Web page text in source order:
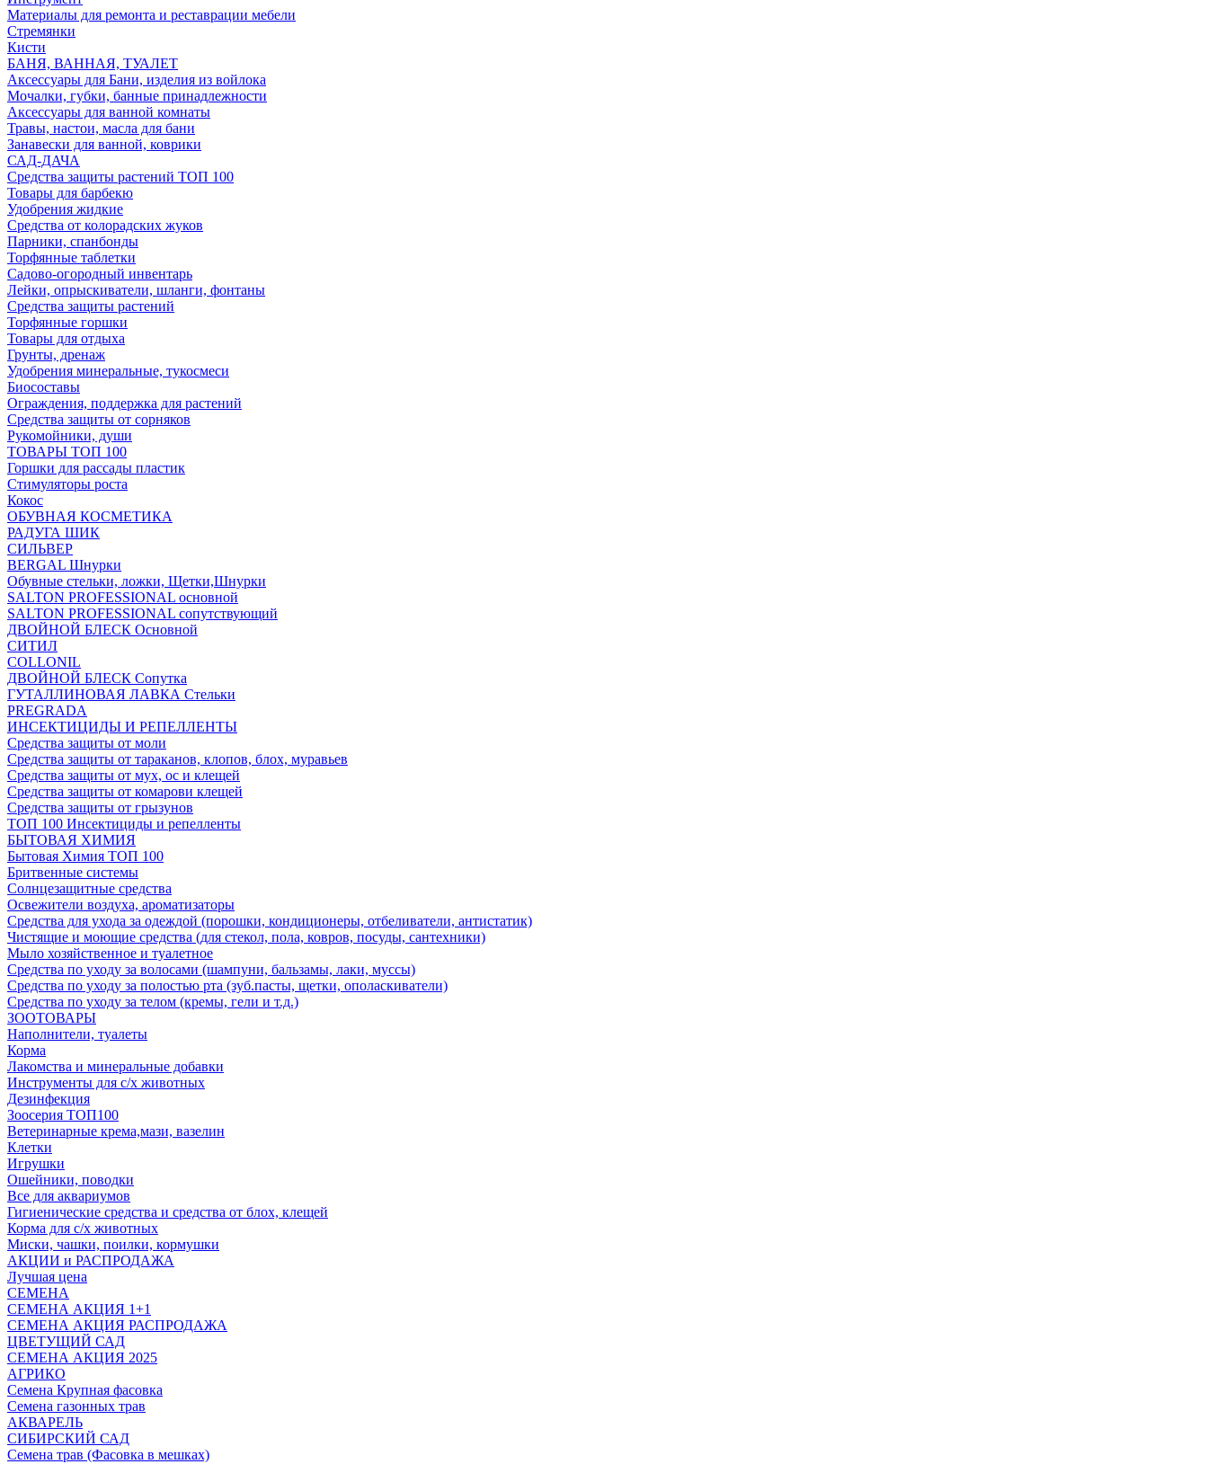
Материалы для ремонта и реставрации мебели
Стремянки
Кисти
БАНЯ, ВАННАЯ, ТУАЛЕТ
Аксессуары для Бани, изделия из войлока
Мочалки, губки, банные принадлежности
Аксессуары для ванной комнаты
Травы, настои, масла для бани
Занавески для ванной, коврики
САД-ДАЧА
Средства защиты растений ТОП 100
Товары для барбекю
Удобрения жидкие
Средства от колорадских жуков
Парники, спанбонды
Торфянные таблетки
Садово-огородный инвентарь
Лейки, опрыскиватели, шланги, фонтаны
Средства защиты растений
Торфянные горшки
Товары для отдыха
Грунты, дренаж
Удобрения минеральные, тукосмеси
Биосоставы
Ограждения, поддержка для растений
Средства защиты от сорняков
Рукомойники, души
ТОВАРЫ ТОП 100
Горшки для рассады пластик
Стимуляторы роста
Кокос
ОБУВНАЯ КОСМЕТИКА
РАДУГА ШИК
СИЛЬВЕР
BERGAL Шнурки
Обувные стельки, ложки, Щетки,Шнурки
SALTON PROFESSIONAL основной
SALTON PROFESSIONAL сопутствующий
ДВОЙНОЙ БЛЕСК Основной
СИТИЛ
COLLONIL
ДВОЙНОЙ БЛЕСК Сопутка
ГУТАЛЛИНОВАЯ ЛАВКА Стельки
PREGRADA
ИНСЕКТИЦИДЫ И РЕПЕЛЛЕНТЫ
Средства защиты от моли
Средства защиты от тараканов, клопов, блох, муравьев
Средства защиты от мух, ос и клещей
Средства защиты от комарови клещей
Средства защиты от грызунов
ТОП 100 Инсектициды и репелленты
БЫТОВАЯ ХИМИЯ
Бытовая Химия ТОП 100
Бритвенные системы
Солнцезащитные средства
Освежители воздуха, ароматизаторы
Средства для ухода за одеждой (порошки, кондиционеры, отбеливатели, антистатик)
Чистящие и моющие средства (для стекол, пола, ковров, посуды, сантехники)
Мыло хозяйственное и туалетное
Средства по уходу за волосами (шампуни, бальзамы, лаки, муссы)
Средства по уходу за полостью рта (зуб.пасты, щетки, ополаскиватели)
Средства по уходу за телом (кремы, гели и т.д.)
ЗООТОВАРЫ
Наполнители, туалеты
Корма
Лакомства и минеральные добавки
Инструменты для с/х животных
Дезинфекция
Зоосерия ТОП100
Ветеринарные крема,мази, вазелин
Клетки
Игрушки
Ошейники, поводки
Все для аквариумов
Гигиенические средства и средства от блох, клещей
Корма для с/х животных
Миски, чашки, поилки, кормушки
АКЦИИ и РАСПРОДАЖА
Лучшая цена
СЕМЕНА
СЕМЕНА АКЦИЯ 1+1
СЕМЕНА АКЦИЯ РАСПРОДАЖА
ЦВЕТУЩИЙ САД
СЕМЕНА АКЦИЯ 2025
АГРИКО
Семена Крупная фасовка
Семена газонных трав
АКВАРЕЛЬ
СИБИРСКИЙ САД
Семена трав (Фасовка в мешках)